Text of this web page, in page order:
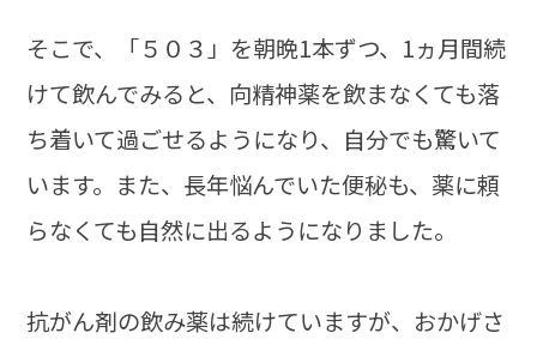
そこで、「５０３」を朝晩1本ずつ、1ヵ月間続
けて飲んでみると、向精神薬を飲まなくても落
ち着いて過ごせるようになり、自分でも驚いて
います。また、長年悩んでいた便秘も、薬に頼
らなくても自然に出るようになりました。
抗がん剤の飲み薬は続けていますが、おかげさ